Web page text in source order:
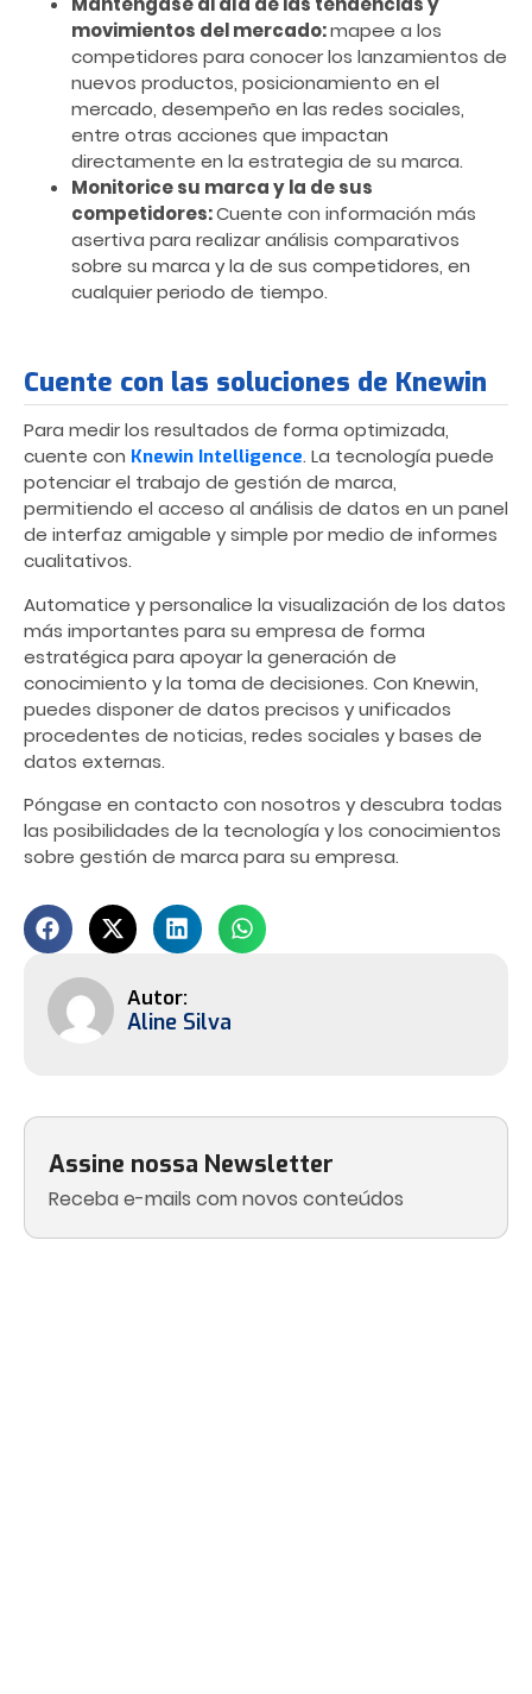
Assine nossa Newsletter
Receba e-mails com novos conteúdos
movimientos del mercado:mapee a los
competidores para conocer los lanzamientos de
nuevos productos, posicionamiento en el
mercado, desempeño en las redes sociales,
entre otras acciones que impactan
directamente en la estrategia de su marca.
Monitorice su marca y la de sus
competidores:Cuente con información más
asertiva para realizar análisis comparativos
sobre su marca y la de sus competidores, en
cualquier periodo de tiempo.
Cuente con las soluciones de Knewin
Para medir los resultados de forma optimizada,
cuente con Knewin Intelligence. La tecnología puede
potenciar el trabajo de gestión de marca,
permitiendo el acceso al análisis de datos en un panel
de interfaz amigable y simple por medio de informes
cualitativos.
Automatice y personalice la visualización de los datos
más importantes para su empresa de forma
estratégica para apoyar la generación de
conocimiento y la toma de decisiones. Con Knewin,
puedes disponer de datos precisos y unificados
procedentes de noticias, redes sociales y bases de
datos externas.
Póngase en contacto con nosotros y descubra todas
las posibilidades de la tecnología y los conocimientos
sobre gestión de marca para su empresa.
Aline Silva